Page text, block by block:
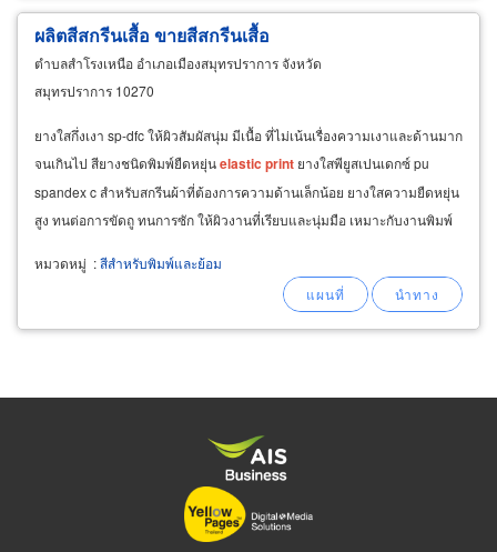
ผลิตสีสกรีนเสื้อ ขายสีสกรีนเสื้อ
ตำบลสำโรงเหนือ อำเภอเมืองสมุทรปราการ จังหวัด
สมุทรปราการ 10270
ยางใสกึ่งเงา sp-dfc ให้ผิวสัมผัสนุ่ม มีเนื้อ ที่ไม่เน้นเรื่องความเงาและด้านมาก
จนเกินไป สียางชนิดพิมพ์ยืดหยุ่นelastic print ยางใสพียูสเปนเดกซ์ pu
spandex c สำหรับสกรีนผ้าที่ต้องการความด้านเล็กน้อย ยางใสความยืดหยุ่น
สูง ทนต่อการขัดถู ทนการซัก ให้ผิวงานที่เรียบและนุ่มมือ เหมาะกับงานพิมพ์
หมวดหมู่ :สีสำหรับพิมพ์และย้อม